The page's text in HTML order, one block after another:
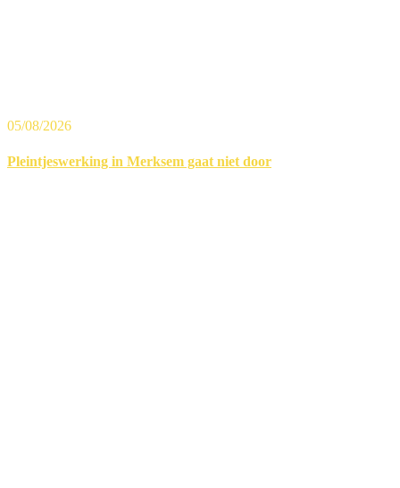
05/08/2026
Pleintjeswerking in Merksem gaat niet door